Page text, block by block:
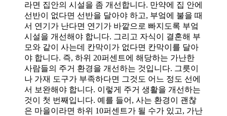
라면 집안의 시설을 좀 개선합니다. 만약에 집 안에
선반이 없다면 선반을 달아야 하고, 부엌에 불을 때
서 연기가 난다면 연기가 바깥으로 빠지도록 부엌
시설을 개선해야 합니다. 그리고 자식이 결혼해 부
모와 같이 사는데 칸막이가 없다면 칸막이를 달아
야 합니다. 즉, 하위 20퍼센트에 해당하는 가난한
사람들의 주거 환경을 개선하는 것입니다. 그릇이
나 가재 도구가 부족하다면 그것도 어느 정도 선에
서 보완해야 합니다. 이렇게 주거 생활을 개선하는
것이 첫 번째입니다. 예를 들어, 사는 환경이 괜찮
은 마을이라면 하위 10퍼센트가 될 수가 있고, 가난